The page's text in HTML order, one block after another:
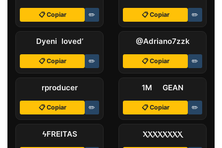
📋 Copiar ✏️ 📋 Copiar ✏️
Dyeni loved’
📋 Copiar ✏️
@Adriano7zzk
📋 Copiar ✏️
rproducer
📋 Copiar ✏️
1M GEAN
📋 Copiar ✏️
ﾠϟFREITASﾠ ⲬⲬⲬⲬⲬⲬⲬⲬ